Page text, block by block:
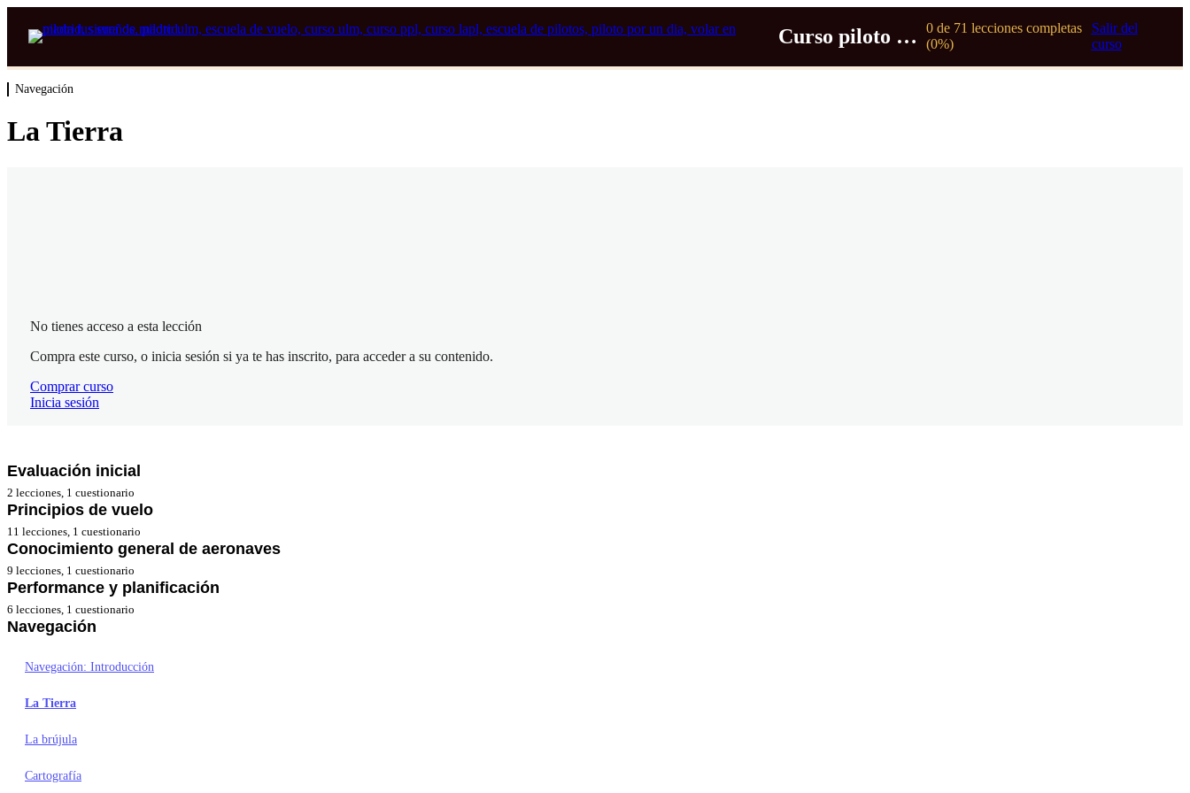
Curso piloto ULM
0 de 71 lecciones completas
(0%)
Salir del
curso
Navegación
La Tierra
No tienes acceso a esta lección
Compra este curso, o inicia sesión si ya te has inscrito, para acceder a su contenido.
Comprar curso
Inicia sesión
Evaluación inicial
Bienvenida al curso
Test de conocimientos previos
2 lecciones, 1 cuestionario
Principios de vuelo
Principios de vuelo: Introducción
La atmósfera
Las 4 fuerzas
11 lecciones, 1 cuestionario
Conocimiento general de aeronaves
Conocimiento general: Introducción
La célula 1
La célula 2
Controles de vuelo
El motor 1
El motor 2
9 lecciones, 1 cuestionario
Performance y planificación
Performance: Introducción
Carga y centrado
Limitaciones operacionales
Altitud y densidad
Problemas de performance
6 lecciones, 1 cuestionario
Navegación
Navegación: Introducción
La Tierra
La brújula
Cartografía